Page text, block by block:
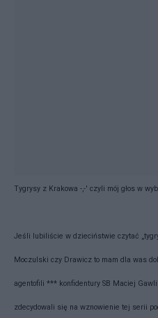
Tygrysy z Krakowa -,-' czyli mój głos w
Jeśli lubiliście w dzieciństwie czytać
Moczulski czy Drawicz to mam dla was
agentofili *** konfidentury SB Maciej
zdecydowali się na wznowienie tej serii